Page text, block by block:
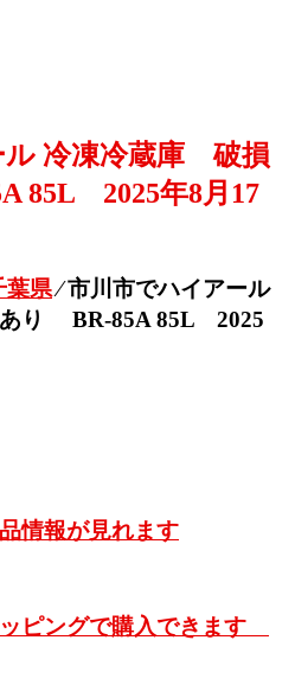
ル 冷凍冷蔵庫 破損
85L 2025年8月17
葉県⁄市川市でハイアール
り BR-85A 85L 2025
情報が見れます
ピングで購入できます